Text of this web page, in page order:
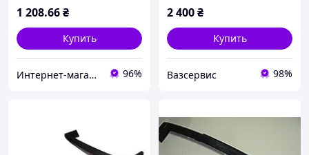
1 208.66₴
Купить
Интернет-магазин «Dream-auto» 96%
2 400₴
Купить
Вазсервис 98%